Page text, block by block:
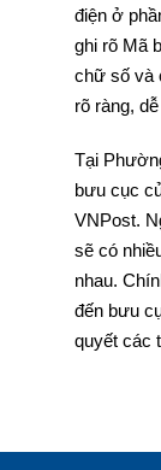
điện ở
ghi rõ Mã
chữ số và
rõ ràng,
Tại
bưu cục
VNPost.
sẽ có
nhau.
đến bưu
quyết các